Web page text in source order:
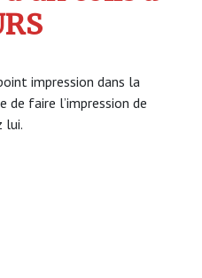
impression dans la
de faire l’impression de
lui.